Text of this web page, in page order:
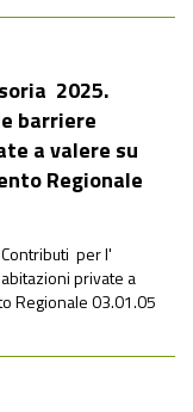
2025.
barriere
a valere su
Regionale
per l'
private a
Regionale 03.01.05